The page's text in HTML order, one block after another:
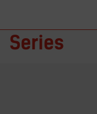
Series